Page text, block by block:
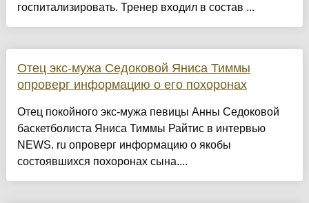
госпитализировать. Тренер входил в состав ...
Отец экс-мужа Седоковой Яниса Тиммы
опроверг информацию о его похоронах
Отец покойного экс-мужа певицы Анны Седоковой
баскетболиста Яниса Тиммы Райтис в интервью
NEWS. ru опроверг информацию о якобы
состоявшихся похоронах сына....